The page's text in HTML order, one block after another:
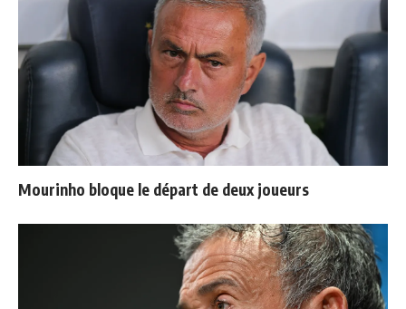
Mourinho bloque le départ de deux joueurs